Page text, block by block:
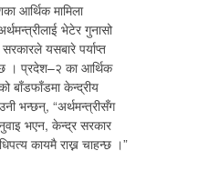
आर्थिक मामिला
भेटेर गुनासो
यसबारे पर्याप्त
। प्रदेश–२ का आर्थिक
बाँडफाँडमा केन्द्रीय
भन्छन्, “अर्थमन्त्रीसँग
भएन, केन्द्र सरकार
कायमै राख्न चाहन्छ ।”